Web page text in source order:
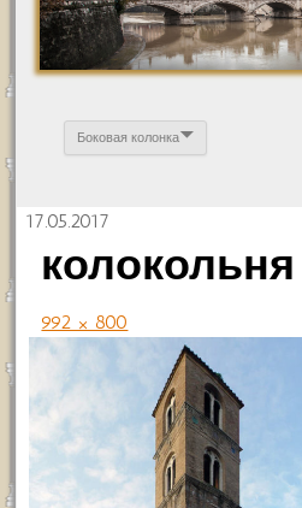
Боковая колонка
17.05.2017
колокольня
992 × 800